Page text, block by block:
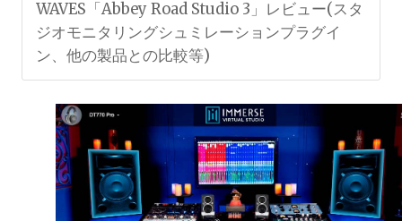
WAVES「Abbey Road Studio 3」レビュー(スタ
ジオモニタリングシュミレーションプラグイ
ン、他の製品との比較等)